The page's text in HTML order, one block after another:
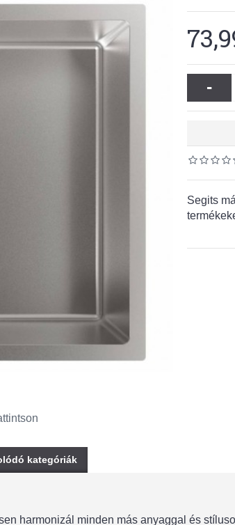
-
Segits
kategóriák
harmonizál minden más anyaggal és